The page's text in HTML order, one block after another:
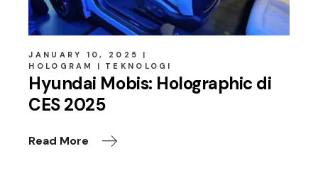
JANUARY 10, 2025
HOLOGRAM
TEKNOLOGI
Hyundai Mobis: Holographic di
CES 2025
Read More